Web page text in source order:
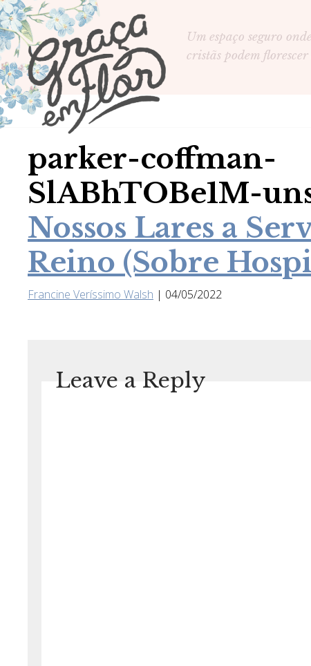
Um espaço seguro
cristãs podem
parker-coffman-
SlABhTOBe1M-
Nossos Lares a
Reino (Sobre
Francine Veríssimo Walsh | 04/05/2022
Leave a Reply